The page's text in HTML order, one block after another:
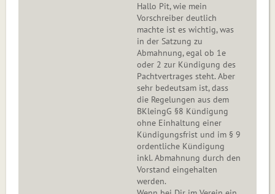
Hallo Pit, wie mein
Vorschreiber deutlich
machte ist es wichtig, was
in der Satzung zu
Abmahnung, egal ob 1e
oder 2 zur Kündigung des
Pachtvertrages steht. Aber
sehr bedeutsam ist, dass
die Regelungen aus dem
BKleingG §8 Kündigung
ohne Einhaltung einer
Kündigungsfrist und im § 9
ordentliche Kündigung
inkl. Abmahnung durch den
Vorstand eingehalten
werden.